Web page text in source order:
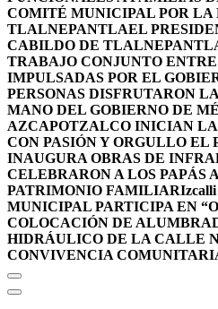
COMITÉ MUNICIPAL POR LA
TLALNEPANTLAEL
CABILDO DE
TRABAJO CONJUNTO
IMPULSADAS POR EL
PERSONAS DISFRUTARON
MANO DEL GOBIERNO DE
AZCAPOTZALCO INICIAN
CON PASIÓN Y ORGULLO EL
INAUGURA OBRAS DE
CELEBRARON A LOS PAPÁS
PATRIMONIO FAMILIARIzcalli
MUNICIPAL PARTICIPA EN
COLOCACIÓN DE
HIDRÁULICO DE LA CALLE
CONVIVENCIA